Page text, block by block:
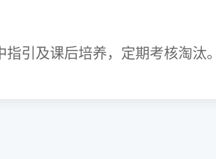
引及课后培养，定期考核淘汰。